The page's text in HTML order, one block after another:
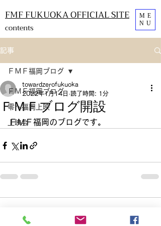
ME
NU
FMF FUKUOKA OFFICIAL SITE
contents
記事
ＦＭＦ福岡ブログ
零へ福岡上映
上映会
ＦＭＦ福岡ブログ
ＦＭＦブログ開設
towardzerofukuoka
2022年1月14日 読了時間: 1分
ＦＭＦ福岡のブログです。